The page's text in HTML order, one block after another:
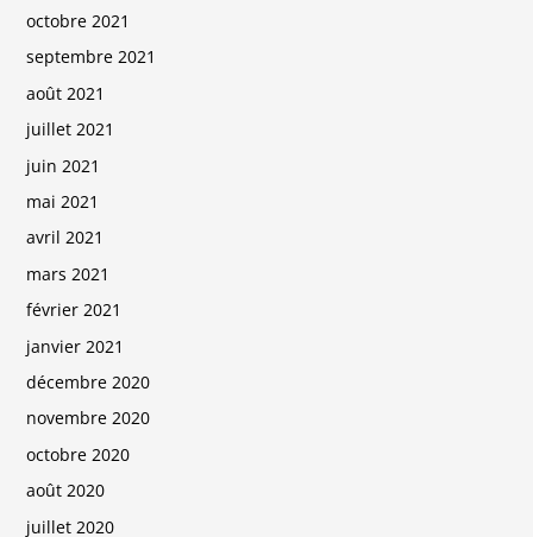
octobre 2021
septembre 2021
août 2021
juillet 2021
juin 2021
mai 2021
avril 2021
mars 2021
février 2021
janvier 2021
décembre 2020
novembre 2020
octobre 2020
août 2020
juillet 2020